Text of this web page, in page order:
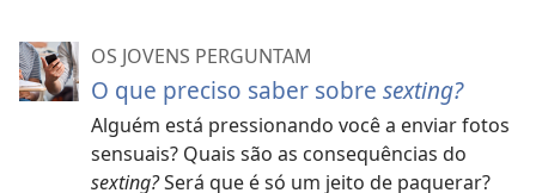
OS JOVENS PERGUNTAM
O que preciso saber sobre sexting?
Alguém está pressionando você a enviar fotos
sensuais? Quais são as consequências do
sexting?Será que é só um jeito de paquerar?